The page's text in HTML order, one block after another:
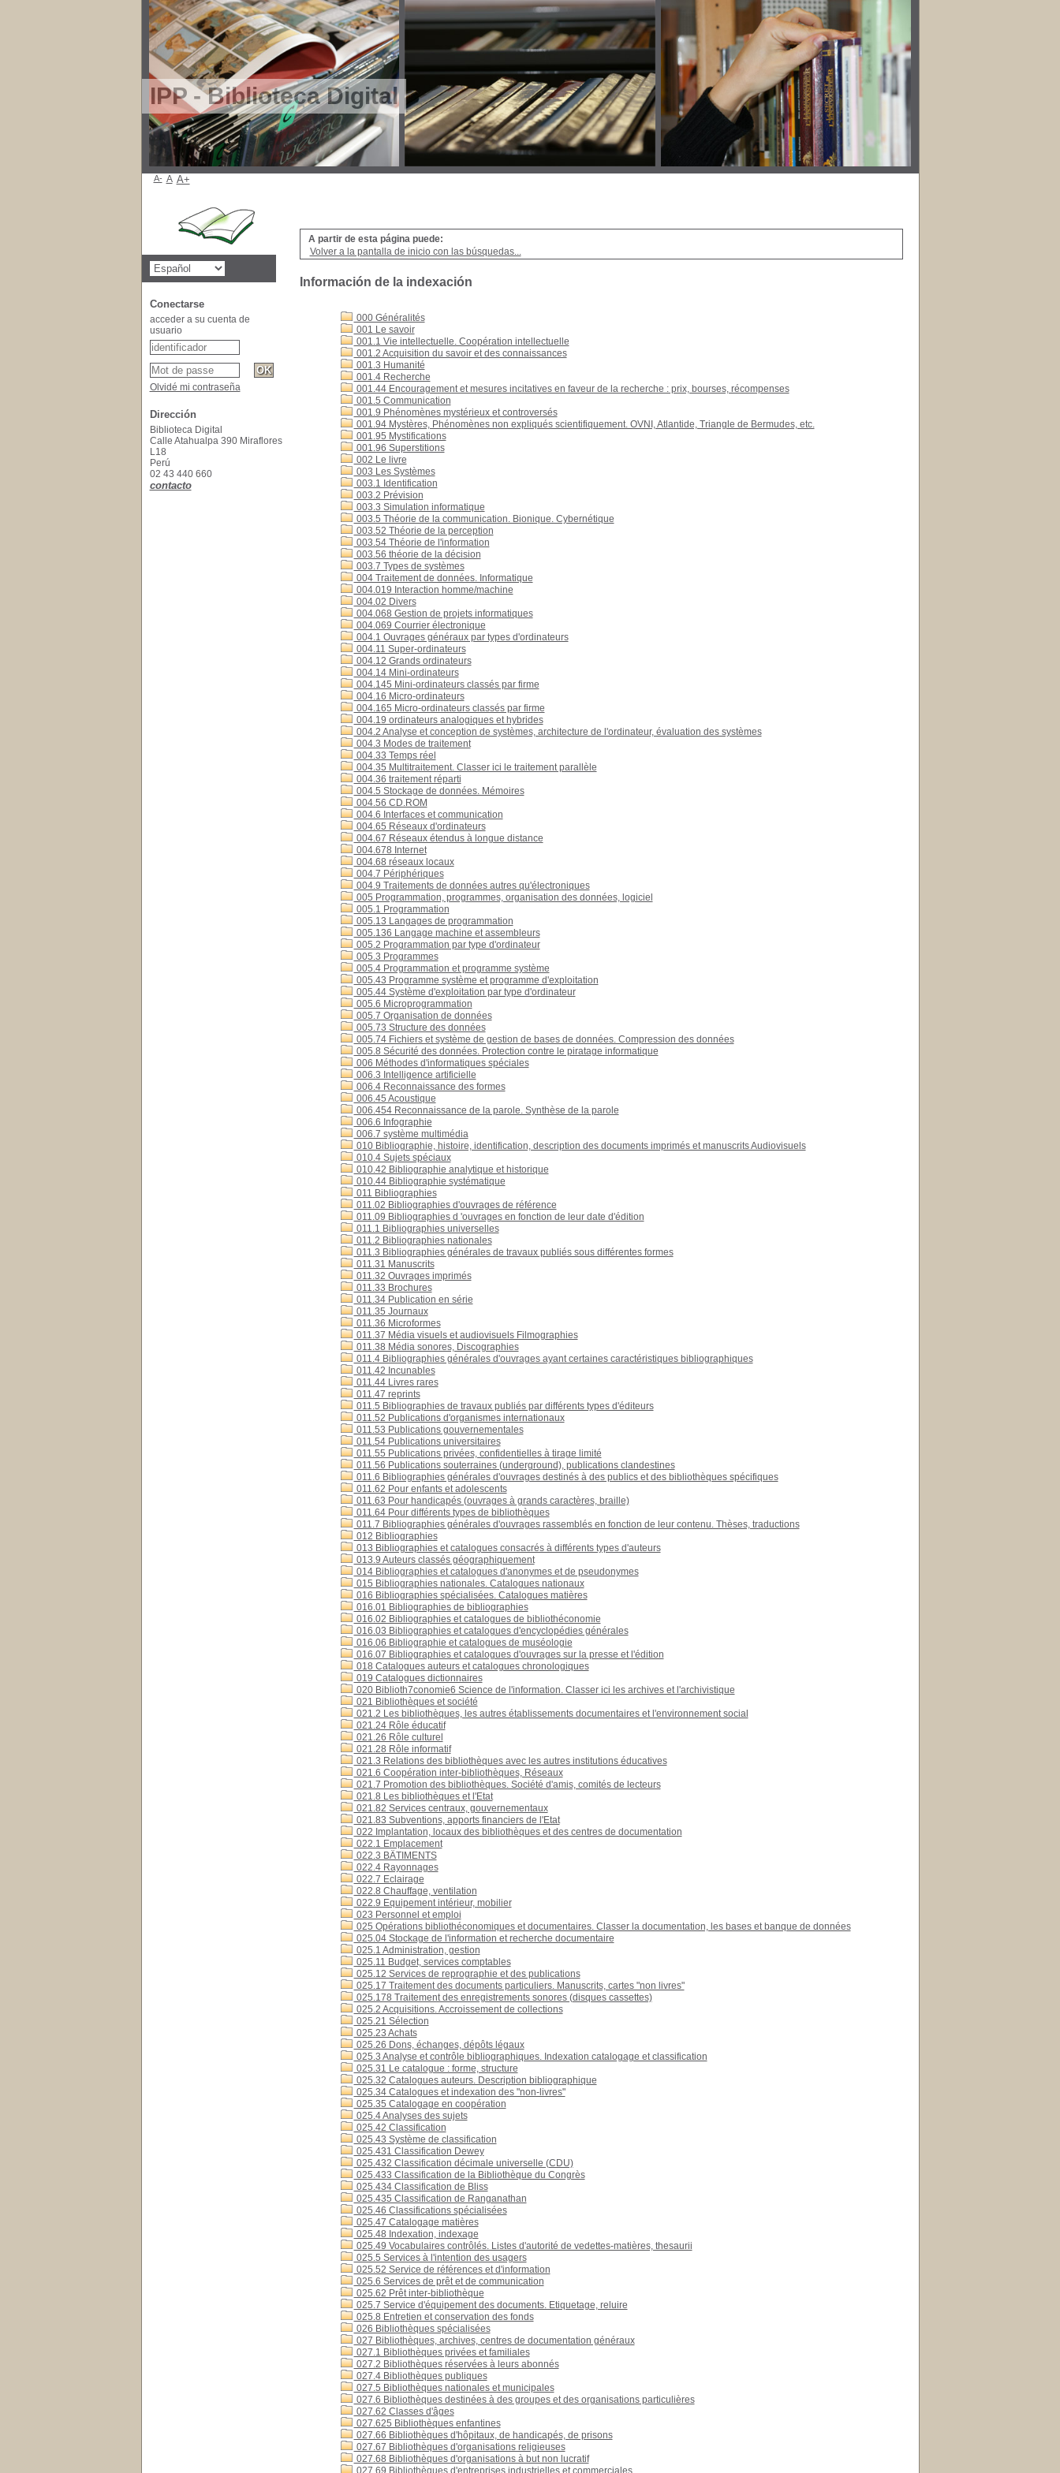
IPP - Biblioteca Digital
A partir de esta página puede:
Volver a la pantalla de inicio con las búsquedas...
Información de la indexación
000 Généralités
001 Le savoir
001.1 Vie intellectuelle. Coopération intellectuelle
001.2 Acquisition du savoir et des connaissances
001.3 Humanité
001.4 Recherche
001.44 Encouragement et mesures incitatives en faveur de la recherche : prix, bourses, récompenses
001.5 Communication
001.9 Phénomènes mystérieux et controversés
001.94 Mystères, Phénomènes non expliqués scientifiquement. OVNI, Atlantide, Triangle de Bermudes, etc.
001.95 Mystifications
001.96 Superstitions
002 Le livre
003 Les Systèmes
003.1 Identification
003.2 Prévision
003.3 Simulation informatique
003.5 Théorie de la communication. Bionique. Cybernétique
003.52 Théorie de la perception
003.54 Théorie de l'information
003.56 théorie de la décision
003.7 Types de systèmes
004 Traitement de données. Informatique
004.019 Interaction homme/machine
004.02 Divers
004.068 Gestion de projets informatiques
004.069 Courrier électronique
004.1 Ouvrages généraux par types d'ordinateurs
004.11 Super-ordinateurs
004.12 Grands ordinateurs
004.14 Mini-ordinateurs
004.145 Mini-ordinateurs classés par firme
004.16 Micro-ordinateurs
004.165 Micro-ordinateurs classés par firme
004.19 ordinateurs analogiques et hybrides
004.2 Analyse et conception de systèmes, architecture de l'ordinateur, évaluation des systèmes
004.3 Modes de traitement
004.33 Temps réel
004.35 Multitraitement. Classer ici le traitement parallèle
004.36 traitement réparti
004.5 Stockage de données. Mémoires
004.56 CD.ROM
004.6 Interfaces et communication
004.65 Réseaux d'ordinateurs
004.67 Réseaux étendus à longue distance
004.678 Internet
004.68 réseaux locaux
004.7 Périphériques
004.9 Traitements de données autres qu'électroniques
005 Programmation, programmes, organisation des données, logiciel
005.1 Programmation
005.13 Langages de programmation
005.136 Langage machine et assembleurs
005.2 Programmation par type d'ordinateur
005.3 Programmes
005.4 Programmation et programme système
005.43 Programme système et programme d'exploitation
005.44 Système d'exploitation par type d'ordinateur
005.6 Microprogrammation
005.7 Organisation de données
005.73 Structure des données
005.74 Fichiers et système de gestion de bases de données. Compression des données
005.8 Sécurité des données. Protection contre le piratage informatique
006 Méthodes d'informatiques spéciales
006.3 Intelligence artificielle
006.4 Reconnaissance des formes
006.45 Acoustique
006.454 Reconnaissance de la parole. Synthèse de la parole
006.6 Infographie
006.7 système multimédia
010 Bibliographie, histoire, identification, description des documents imprimés et manuscrits Audiovisuels
010.4 Sujets spéciaux
010.42 Bibliographie analytique et historique
010.44 Bibliographie systématique
011 Bibliographies
011.02 Bibliographies d'ouvrages de référence
011.09 Bibliographies d 'ouvrages en fonction de leur date d'édition
011.1 Bibliographies universelles
011.2 Bibliographies nationales
011.3 Bibliographies générales de travaux publiés sous différentes formes
011.31 Manuscrits
011.32 Ouvrages imprimés
011.33 Brochures
011.34 Publication en série
011.35 Journaux
011.36 Microformes
011.37 Média visuels et audiovisuels Filmographies
011.38 Média sonores, Discographies
011.4 Bibliographies générales d'ouvrages ayant certaines caractéristiques bibliographiques
011.42 Incunables
011.44 Livres rares
011.47 reprints
011.5 Bibliographies de travaux publiés par différents types d'éditeurs
011.52 Publications d'organismes internationaux
011.53 Publications gouvernementales
011.54 Publications universitaires
011.55 Publications privées, confidentielles à tirage limité
011.56 Publications souterraines (underground), publications clandestines
011.6 Bibliographies générales d'ouvrages destinés à des publics et des bibliothèques spécifiques
011.62 Pour enfants et adolescents
011.63 Pour handicapés (ouvrages à grands caractères, braille)
011.64 Pour différents types de bibliothèques
011.7 Bibliographies générales d'ouvrages rassemblés en fonction de leur contenu. Thèses, traductions
012 Bibliographies
013 Bibliographies et catalogues consacrés à différents types d'auteurs
013.9 Auteurs classés géographiquement
014 Bibliographies et catalogues d'anonymes et de pseudonymes
015 Bibliographies nationales. Catalogues nationaux
016 Bibliographies spécialisées. Catalogues matières
016.01 Bibliographies de bibliographies
016.02 Bibliographies et catalogues de bibliothéconomie
016.03 Bibliographies et catalogues d'encyclopédies générales
016.06 Bibliographie et catalogues de muséologie
016.07 Bibliographies et catalogues d'ouvrages sur la presse et l'édition
018 Catalogues auteurs et catalogues chronologiques
019 Catalogues dictionnaires
020 Biblioth7conomie6 Science de l'information. Classer ici les archives et l'archivistique
021 Bibliothèques et société
021.2 Les bibliothèques, les autres établissements documentaires et l'environnement social
021.24 Rôle éducatif
021.26 Rôle culturel
021.28 Rôle informatif
021.3 Relations des bibliothèques avec les autres institutions éducatives
021.6 Coopération inter-bibliothèques, Réseaux
021.7 Promotion des bibliothèques. Société d'amis, comités de lecteurs
021.8 Les bibliothèques et l'Etat
021.82 Services centraux, gouvernementaux
021.83 Subventions, apports financiers de l'Etat
022 Implantation, locaux des bibliothèques et des centres de documentation
022.1 Emplacement
022.3 BÄTIMENTS
022.4 Rayonnages
022.7 Eclairage
022.8 Chauffage, ventilation
022.9 Equipement intérieur, mobilier
023 Personnel et emploi
025 Opérations bibliothéconomiques et documentaires. Classer la documentation, les bases et banque de données
025.04 Stockage de l'information et recherche documentaire
025.1 Administration, gestion
025.11 Budget, services comptables
025.12 Services de reprographie et des publications
025.17 Traitement des documents particuliers. Manuscrits, cartes "non livres"
025.178 Traitement des enregistrements sonores (disques cassettes)
025.2 Acquisitions. Accroissement de collections
025.21 Sélection
025.23 Achats
025.26 Dons, échanges, dépôts légaux
025.3 Analyse et contrôle bibliographiques. Indexation catalogage et classification
025.31 Le catalogue : forme, structure
025.32 Catalogues auteurs. Description bibliographique
025.34 Catalogues et indexation des "non-livres"
025.35 Catalogage en coopération
025.4 Analyses des sujets
025.42 Classification
025.43 Système de classification
025.431 Classification Dewey
025.432 Classification décimale universelle (CDU)
025.433 Classification de la Bibliothèque du Congrès
025.434 Classification de Bliss
025.435 Classification de Ranganathan
025.46 Classifications spécialisées
025.47 Catalogage matières
025.48 Indexation, indexage
025.49 Vocabulaires contrôlés. Listes d'autorité de vedettes-matières, thesaurii
025.5 Services à l'intention des usagers
025.52 Service de références et d'information
025.6 Services de prêt et de communication
025.62 Prêt inter-bibliothèque
025.7 Service d'équipement des documents. Etiquetage, reluire
025.8 Entretien et conservation des fonds
026 Bibliothèques spécialisées
027 Bibliothèques, archives, centres de documentation généraux
027.1 Bibliothèques privées et familiales
027.2 Bibliothèques réservées à leurs abonnés
027.4 Bibliothèques publiques
027.5 Bibliothèques nationales et municipales
027.6 Bibliothèques destinées à des groupes et des organisations particulières
027.62 Classes d'âges
027.625 Bibliothèques enfantines
027.66 Bibliothèques d'hôpitaux, de handicapés, de prisons
027.67 Bibliothèques d'organisations religieuses
027.68 Bibliothèques d'organisations à but non lucratif
027.69 Bibliothèques d'entreprises industrielles et commerciales
A- A A+
Conectarse
acceder a su cuenta de
usuario
Olvidé mi contraseña
Dirección
Biblioteca Digital
Calle Atahualpa 390 Miraflores
L18
Perú
02 43 440 660
contacto